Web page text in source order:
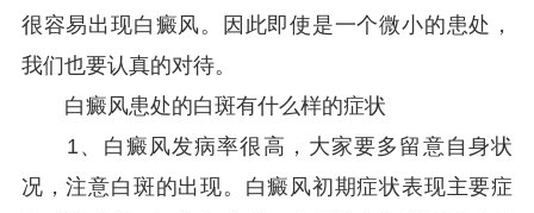
很容易出现白癜风。因此即使是一个微小的患处，
我们也要认真的对待。
白癜风患处的白斑有什么样的症状
1、白癜风发病率很高，大家要多留意自身状
况，注意白斑的出现。白癜风初期症状表现主要症